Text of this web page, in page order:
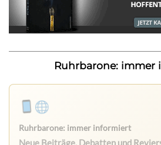
Ruhrbarone: immer
Ruhrbarone: immer informiert
Neue Beiträge, Debatten und